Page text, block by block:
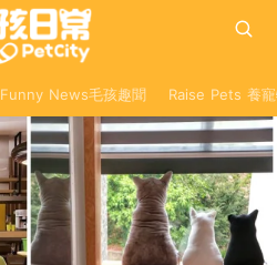
Funny News毛孩趣聞 Raise Pets 養